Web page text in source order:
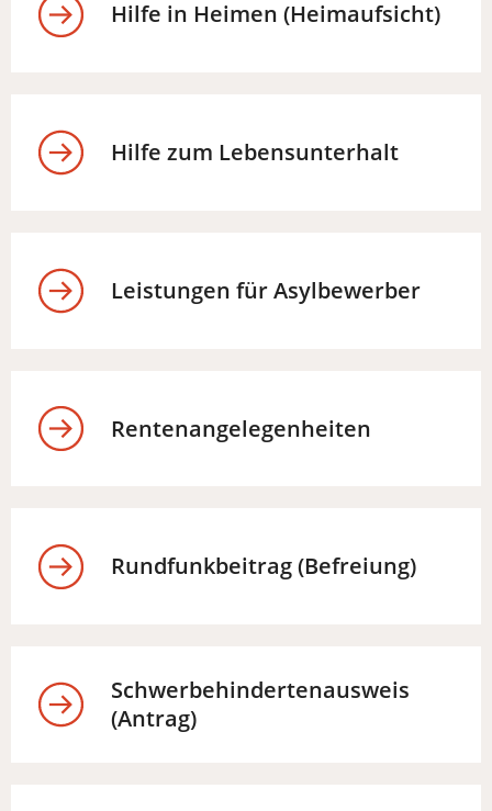
Hilfe in Heimen (Heimaufsicht)
Hilfe zum Lebensunterhalt
Leistungen für Asylbewerber
Rentenangelegenheiten
Rundfunkbeitrag (Befreiung)
Schwerbehindertenausweis
(Antrag)